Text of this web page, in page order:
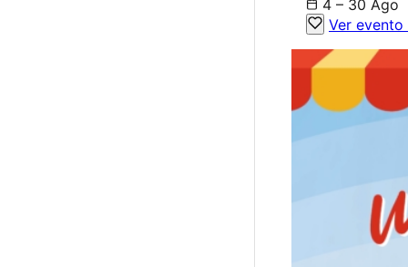
4 – 30 Ago
Ver